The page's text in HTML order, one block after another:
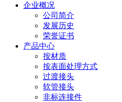
企业概况
公司简介
发展历史
荣誉证书
产品中心
按材质
按表面处理方式
过渡接头
软管接头
非标连接件